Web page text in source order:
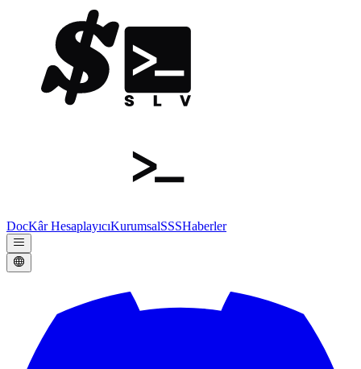
DocKâr HesaplayıcıKurumsalSSSHaberler